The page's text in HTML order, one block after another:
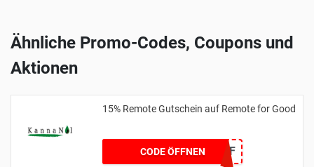
Ähnliche Promo-Codes, Coupons und
Aktionen
15% Remote Gutschein auf Remote for Good
CODE ÖFFNENRFG15OFF